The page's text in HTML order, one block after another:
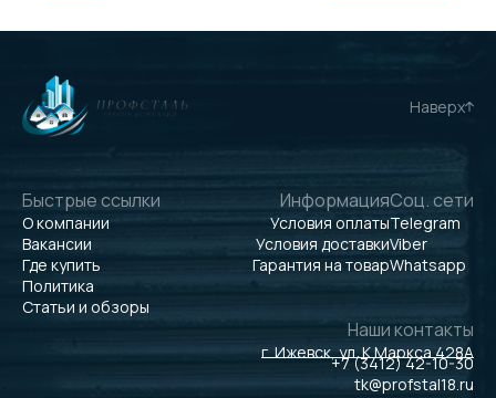
Наверх
Быстрые ссылки
О компании
Вакансии
Где купить
Политика
Статьи и обзоры
Информация
Условия оплаты
Условия доставки
Гарантия на товар
Соц. сети
Telegram
Viber
Whatsapp
Наши контакты
г. Ижевск, ул. К.Маркса 428А
+7 (3412) 42-10-30
tk@profstal18.ru